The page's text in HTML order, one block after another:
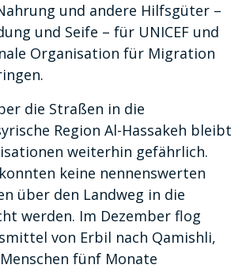
und andere Hilfsgüter –
und Seife – für UNICEF und
Organisation für Migration
die Straßen in die
Region Al-Hassakeh bleibt
weiterhin gefährlich.
keine nennenswerten
über den Landweg in die
werden. Im Dezember flog
von Erbil nach Qamishli,
fünf Monate